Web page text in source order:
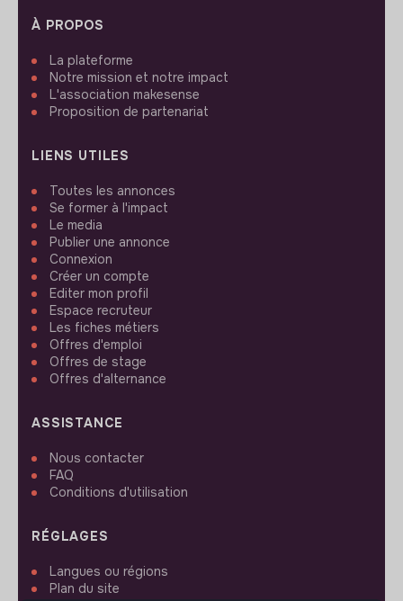
À PROPOS
La plateforme
Notre mission et notre impact
L'association makesense
Proposition de partenariat
LIENS UTILES
Toutes les annonces
Se former à l'impact
Le media
Publier une annonce
Connexion
Créer un compte
Editer mon profil
Espace recruteur
Les fiches métiers
Offres d'emploi
Offres de stage
Offres d'alternance
ASSISTANCE
Nous contacter
FAQ
Conditions d'utilisation
RÉGLAGES
Langues ou régions
Plan du site